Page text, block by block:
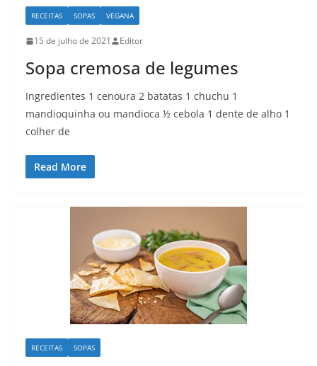
RECEITAS SOPAS VEGANA
15 de julho de 2021 Editor
Sopa cremosa de legumes
Ingredientes 1 cenoura 2 batatas 1 chuchu 1
mandioquinha ou mandioca ½ cebola 1 dente de alho 1
colher de
Read More
RECEITAS SOPAS